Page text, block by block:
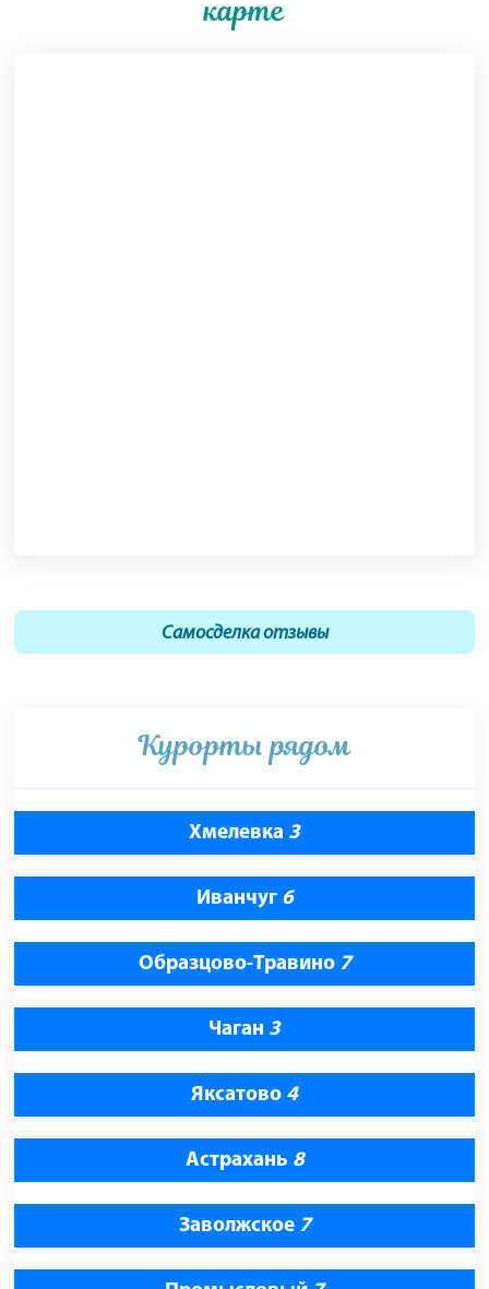
карте
Самосделка отзывы
Курорты рядом
Хмелевка 3
Иванчуг 6
Образцово-Травино 7
Чаган 3
Яксатово 4
Астрахань 8
Заволжское 7